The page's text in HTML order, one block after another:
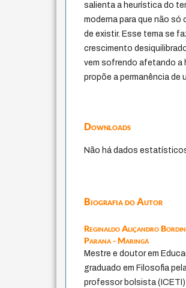
salienta a heurística do
moderna para que não só
de existir. Esse tema se
crescimento
vem sofrendo afetando a
propõe a permanência de
Downloads
Não há dados
Biografia do Autor
Reginaldo Aliçandro
Parana - Maringá
Mestre e doutor em
graduado em Filosofia
professor bolsista